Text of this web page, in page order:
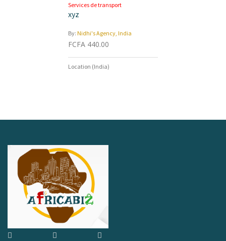
Services de transport
xyz
By: Nidhi's Agency, India
FCFA 440.00
Location (India)